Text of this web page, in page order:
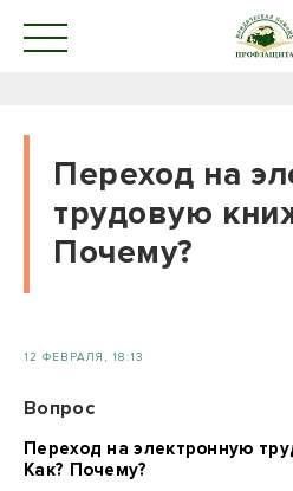
Переход на
трудовую
Почему?
12 ФЕВРАЛЯ, 18:13
Вопрос
Переход на электронную
Как? Почему?